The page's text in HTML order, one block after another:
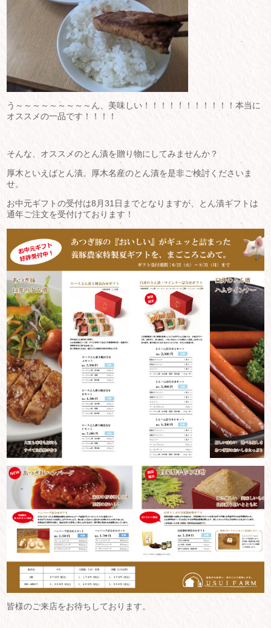
う～～～～～～～～～ん、美味しい！！！！！！！！！！！本当に
オススメの一品です！！！！
そんな、オススメのとん漬を贈り物にしてみませんか？
厚木といえばとん漬。厚木名産のとん漬を是非ご検討くださいま
せ。
お中元ギフトの受付は8月31日までとなりますが、とん漬ギフトは
通年ご注文を受付けております！
皆様のご来店をお待ちしております。